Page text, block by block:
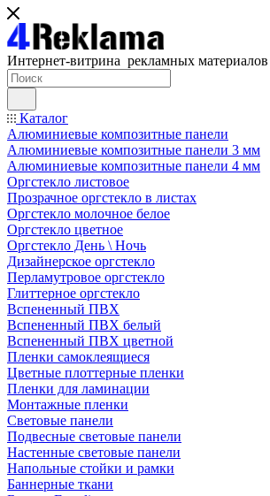
Интернет-витрина рекламных материалов
Каталог
Алюминиевые композитные панели
Алюминиевые композитные панели 3 мм
Алюминиевые композитные панели 4 мм
Оргстекло листовое
Прозрачное оргстекло в листах
Оргстекло молочное белое
Оргстекло цветное
Оргстекло День \ Ночь
Дизайнерское оргстекло
Перламутровое оргстекло
Глиттерное оргстекло
Вспененный ПВХ
Вспененный ПВХ белый
Вспененный ПВХ цветной
Пленки самоклеящиеся
Цветные плоттерные пленки
Пленки для ламинации
Монтажные пленки
Световые панели
Подвесные световые панели
Настенные световые панели
Напольные стойки и рамки
Баннерные ткани